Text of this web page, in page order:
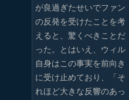
が良過ぎたせいでファン
の反発を受けたことを考
えると、驚くべきことだ
った。とはいえ、ウィル
自身はこの事実を前向き
に受け止めており、「そ
れほど大きな反響のあっ